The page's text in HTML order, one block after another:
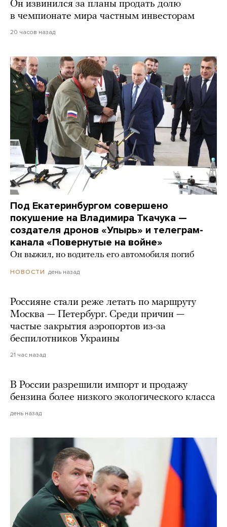
Он извинился за планы продать долю
в чемпионате мира частным инвесторам
20 часов назад
Под Екатеринбургом совершено
покушение на Владимира Ткачука —
создателя дронов «Упырь» и телеграм-
канала «Повернутые на войне»
Он выжил, но водитель его автомобиля погиб
НОВОСТИ день назад
Россияне стали реже летать по маршруту
Москва — Петербург. Среди причин —
частые закрытия аэропортов из-за
беспилотников Украины
21 час назад
В России разрешили импорт и продажу
бензина более низкого экологического класса
день назад